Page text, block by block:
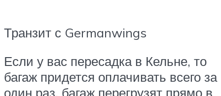
Транзит с Germanwings
Если у вас пересадка в Кельне, то
багаж придется оплачивать всего за
один раз, багаж перегрузят прямо в